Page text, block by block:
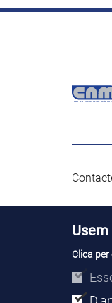
Clica